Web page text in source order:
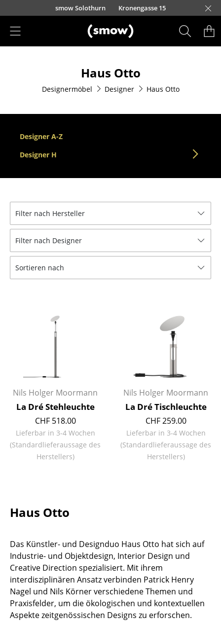
Direkt zum Inhaltsmow Solothurn Kronengasse 15
Esszimmerstühle
Sofas
Sessel
Loungesessel
Barhocker
Bänke & Liegen
Sitzsäcke
Kinderstühle
Schaukelstühle
Bürosessel
Einzelteile
... alle Sitzmöbel
Tische
Couchtische
Sekretäre & PC-Tische
Konferenztische
Stehtische & Stehpulte
Kindertische
Haus Otto
Designermöbel Designer Haus Otto
Designer A-Z
Designer H
Filter nach Hersteller
Filter nach Designer
Sortieren nach
Nils Holger Moormann
La Dré Stehleuchte
CHF 518.00
Lieferbar in 3-4 Wochen
(Standardlieferaussage des
Herstellers)
Nils Holger Moormann
La Dré Tischleuchte
CHF 259.00
Lieferbar in 3-4 Wochen
(Standardlieferaussage des
Herstellers)
Haus Otto
Das Künstler- und Designduo Haus Otto hat sich auf
Industrie- und Objektdesign, Interior Design und
Creative Direction spezialisiert. Mit ihrem
interdisziplinären Ansatz verbinden Patrick Henry
Nagel und Nils Körner verschiedene Themen und
Praxisfelder, um die ökologischen und kontextuellen
Aspekte zeitgenössischen Designs zu erforschen.